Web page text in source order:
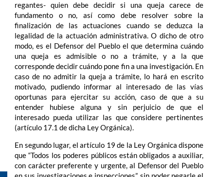
regantes- quien debe decidir si una queja carece de
fundamento o no, así como debe resolver sobre la
finalización de las actuaciones cuando se deduzca la
legalidad de la actuación administrativa. O dicho de otro
modo, es el Defensor del Pueblo el que determina cuándo
una queja es admisible o no a trámite, y a la que
corresponde decidir cuándo pone fin a una investigación. En
caso de no admitir la queja a trámite, lo hará en escrito
motivado, pudiendo informar al interesado de las vías
oportunas para ejercitar su acción, caso de que a su
entender hubiese alguna y sin perjuicio de que el
interesado pueda utilizar las que considere pertinentes
(artículo 17.1 de dicha Ley Orgánica).
En segundo lugar, el artículo 19 de la Ley Orgánica dispone
que “Todos los poderes públicos están obligados a auxiliar,
con carácter preferente y urgente, al Defensor del Pueblo